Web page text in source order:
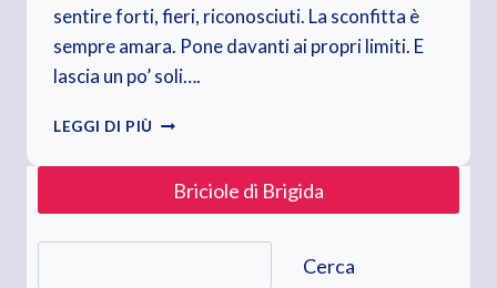
sentire forti, fieri, riconosciuti. La sconfitta è
sempre amara. Pone davanti ai propri limiti. E
lascia un po’ soli….
LEGGI DI PIÙ
VINCI.
TANTE
ALTRE
Briciole di Brigida
Cerca